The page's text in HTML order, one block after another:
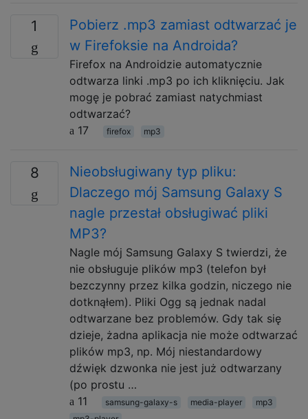
1
Pobierz .mp3 zamiast odtwarzać je
w Firefoksie na Androida?
Firefox na Androidzie automatycznie
odtwarza linki .mp3 po ich kliknięciu. Jak
mogę je pobrać zamiast natychmiast
odtwarzać?
17
firefox mp3
8
Nieobsługiwany typ pliku:
Dlaczego mój Samsung Galaxy S
nagle przestał obsługiwać pliki
MP3?
Nagle mój Samsung Galaxy S twierdzi, że
nie obsługuje plików mp3 (telefon był
bezczynny przez kilka godzin, niczego nie
dotknąłem). Pliki Ogg są jednak nadal
odtwarzane bez problemów. Gdy tak się
dzieje, żadna aplikacja nie może odtwarzać
plików mp3, np. Mój niestandardowy
dźwięk dzwonka nie jest już odtwarzany
(po prostu …
11
samsung-galaxy-s media-player
mp3